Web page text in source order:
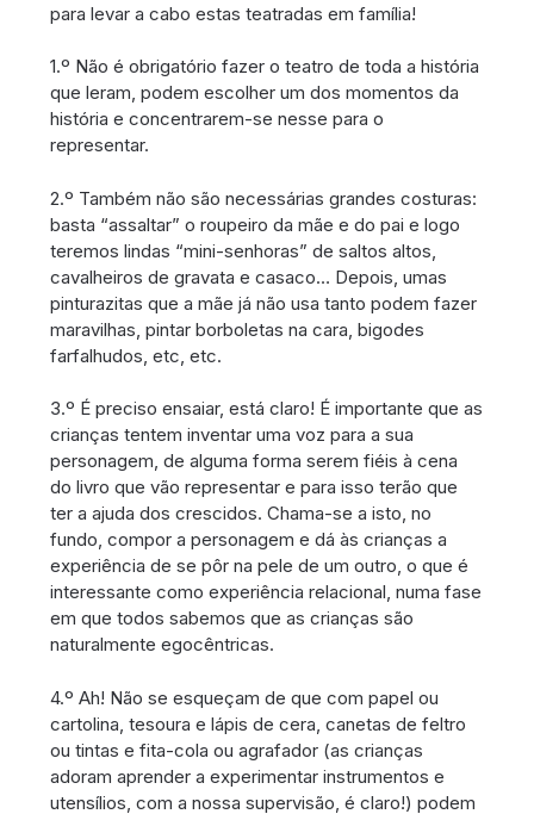
para levar a cabo estas teatradas em família!
1.º Não é obrigatório fazer o teatro de toda a história
que leram, podem escolher um dos momentos da
história e concentrarem-se nesse para o
representar.
2.º Também não são necessárias grandes costuras:
basta “assaltar” o roupeiro da mãe e do pai e logo
teremos lindas “mini-senhoras” de saltos altos,
cavalheiros de gravata e casaco… Depois, umas
pinturazitas que a mãe já não usa tanto podem fazer
maravilhas, pintar borboletas na cara, bigodes
farfalhudos, etc, etc.
3.º É preciso ensaiar, está claro! É importante que as
crianças tentem inventar uma voz para a sua
personagem, de alguma forma serem fiéis à cena
do livro que vão representar e para isso terão que
ter a ajuda dos crescidos. Chama-se a isto, no
fundo, compor a personagem e dá às crianças a
experiência de se pôr na pele de um outro, o que é
interessante como experiência relacional, numa fase
em que todos sabemos que as crianças são
naturalmente egocêntricas.
4.º Ah! Não se esqueçam de que com papel ou
cartolina, tesoura e lápis de cera, canetas de feltro
ou tintas e fita-cola ou agrafador (as crianças
adoram aprender a experimentar instrumentos e
utensílios, com a nossa supervisão, é claro!) podem